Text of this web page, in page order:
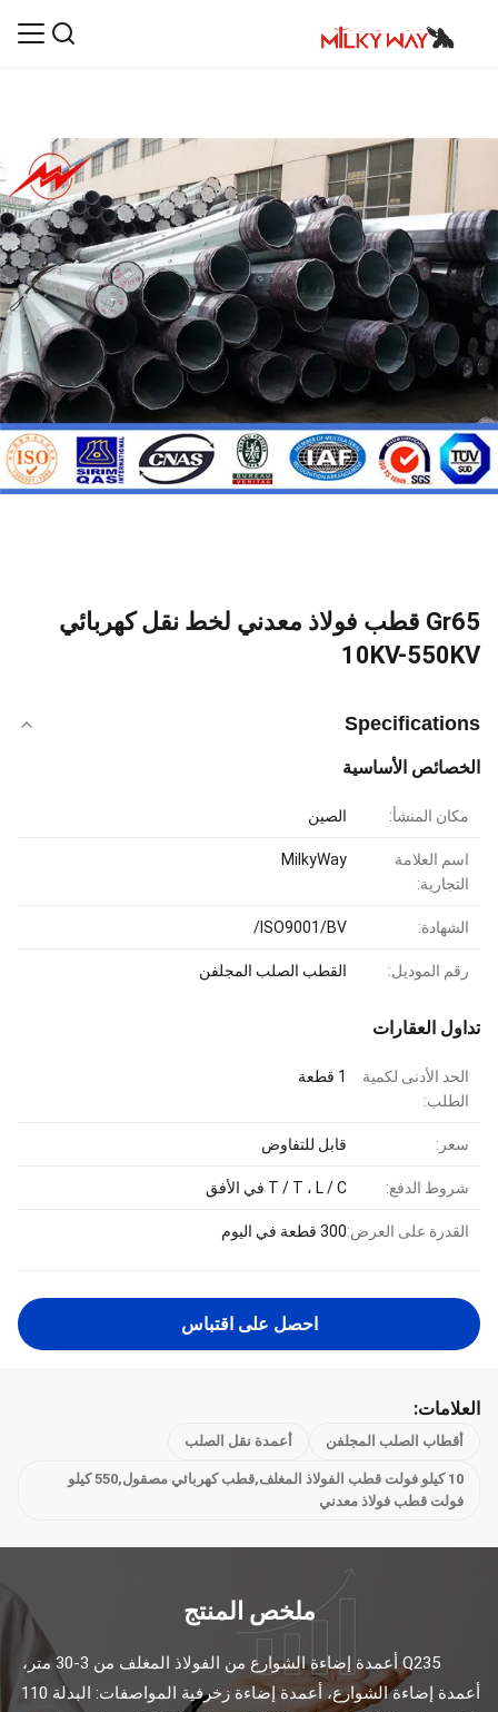
Gr65 قطب فولاذ معدني لخط نقل كهربائي
10KV-550KV
Specifications
الخصائص الأساسية
مكان المنشأ: الصين
اسم العلامة
التجارية:
MilkyWay
الشهادة: ISO9001/BV/
رقم الموديل: القطب الصلب المجلفن
تداول العقارات
الحد الأدنى لكمية
الطلب:
1 قطعة
سعر: قابل للتفاوض
شروط الدفع: T / T ، L / C في الأفق
القدرة على العرض:300 قطعة في اليوم
احصل على اقتباس
العلامات:
أقطاب الصلب المجلفن أعمدة نقل الصلب
10 كيلو فولت قطب الفولاذ المغلف,قطب كهربائي مصقول,550 كيلو
فولت قطب فولاذ معدني
ملخص المنتج